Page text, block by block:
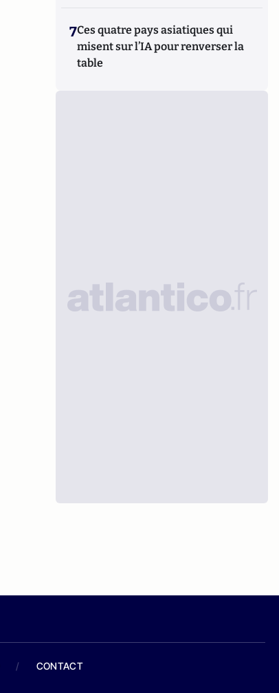
7Ces quatre pays asiatiques qui
misent sur l’IA pour renverser la
table
/ CONTACT